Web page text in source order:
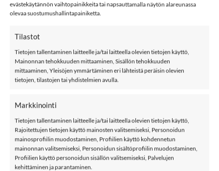
evästekäytännön vaihtopainikkeita tai napsauttamalla näytön alareunassa
olevaa suostumushallintapainiketta.
Tilastot
Tietojen tallentaminen laitteelle ja/tai laitteella olevien tietojen käyttö,
Mainonnan tehokkuuden mittaaminen, Sisällön tehokkuuden
mittaaminen, Yleisöjen ymmärtäminen eri lähteistä peräisin olevien
tietojen, tilastojen tai yhdistelmien avulla.
Markkinointi
Tietojen tallentaminen laitteelle ja/tai laitteella olevien tietojen käyttö,
Rajoitettujen tietojen käyttö mainosten valitsemiseksi, Personoidun
mainosprofiilin muodostaminen, Profiilien käyttö kohdennetun
mainonnan valitsemiseksi, Personoidun sisältöprofiilin muodostaminen,
Profiilien käyttö personoidun sisällön valitsemiseksi, Palvelujen
kehittäminen ja parantaminen.
LISÄÄ OSTOSKORIIN
Osastot:Farkut,Jack and Jones,Km
Avainsana tuotteelleJack And Jones
KUVAUS
LISÄTIEDOT